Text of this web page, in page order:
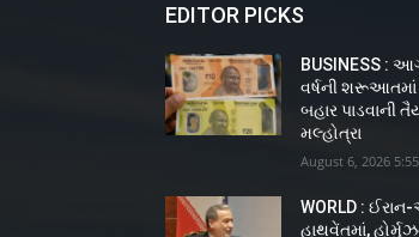
EDITOR PICKS
BUSINESS :
વર્ષની શરૂઆતમાં
બહાર પાડવાની
મલ્હોત્રા
August 6, 2026
WORLD :
હાથવેંતમાં,